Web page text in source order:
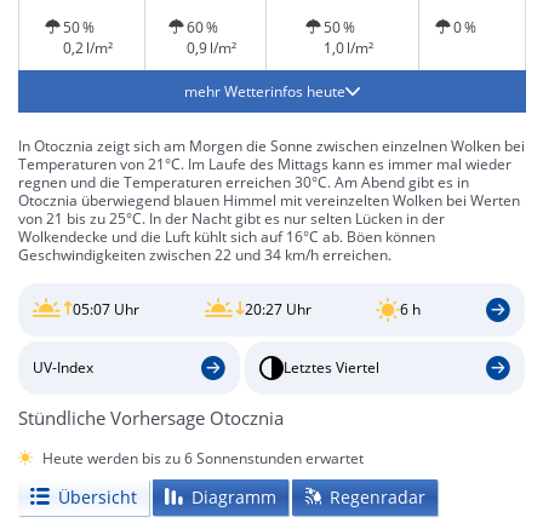
Gewitter möglich
möglich
möglich
50 %
0,2 l/m²
60 %
0,9 l/m²
50 %
1,0 l/m²
0 %
mehr Wetterinfos heute
In Otocznia zeigt sich am Morgen die Sonne zwischen einzelnen Wolken bei
Temperaturen von 21°C. Im Laufe des Mittags kann es immer mal wieder
regnen und die Temperaturen erreichen 30°C. Am Abend gibt es in
Otocznia überwiegend blauen Himmel mit vereinzelten Wolken bei Werten
von 21 bis zu 25°C. In der Nacht gibt es nur selten Lücken in der
Wolkendecke und die Luft kühlt sich auf 16°C ab. Böen können
Geschwindigkeiten zwischen 22 und 34 km/h erreichen.
05:07 Uhr 20:27 Uhr 6 h
UV-Index Letztes Viertel
Stündliche Vorhersage Otocznia
Heute werden bis zu 6 Sonnenstunden erwartet
Übersicht Diagramm Regenradar